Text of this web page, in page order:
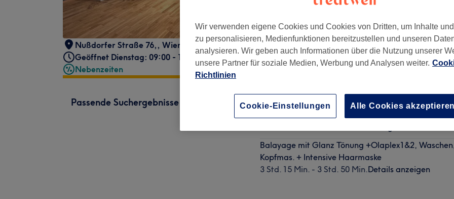
Nußdorfer Straße 76, , Wien, 9. Bezirk, 1090
Geöffnet Dienstag: 09:00 - 18:00
Nebenzeiten
Passende Suchergebnisse
Balayage/ Ombré/ Airtouch mit Glanz Tönung,
Balayage mit Glanz Tönung +Olaplex1&2,
Kopfmas. + Intensive Haarmaske
3 Std. 15 Min. - 3 Std. 50 Min.Details anzeigen
Wir verwenden eigene Cookies und Cookies von Dritten, um Inhalte
zu personalisieren, Medienfunktionen bereitzustellen und unseren
analysieren. Wir geben auch Informationen über die Nutzung unserer
unsere Partner für soziale Medien, Werbung und Analysen weiter.
Richtlinien
Alle Cookies akzeptieren
Cookie-Einstellungen